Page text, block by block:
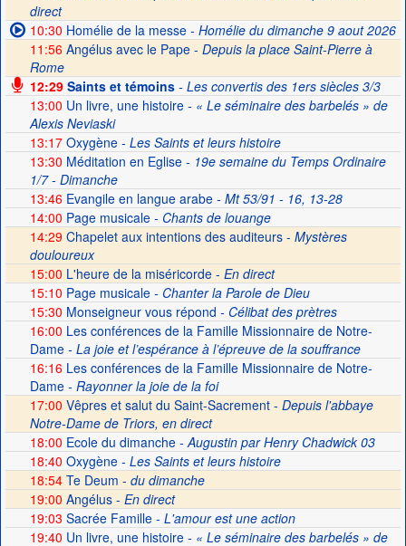
direct
10:30 Homélie de la messe- Homélie du dimanche 9 aout 2026
11:56 Angélus avec le Pape - Depuis la place Saint-Pierre à
Rome
12:29Saints et témoins- Les convertis des 1ers siècles 3/3
13:00 Un livre, une histoire- « Le séminaire des barbelés » de
Alexis Neviaski
13:17Oxygène- Les Saints et leurs histoire
13:30 Méditation en Eglise- 19e semaine du Temps Ordinaire
1/7 - Dimanche
13:46Evangile en langue arabe- Mt 53/91 - 16, 13-28
14:00 Page musicale- Chants de louange
14:29 Chapelet aux intentions des auditeurs - Mystères
douloureux
15:00 L'heure de la miséricorde - En direct
15:10 Page musicale- Chanter la Parole de Dieu
15:30 Monseigneur vous répond - Célibat des prètres
16:00 Les conférences de la Famille Missionnaire de Notre-
Dame- La joie et l’espérance à l’épreuve de la souffrance
16:16Les conférences de la Famille Missionnaire de Notre-
Dame- Rayonner la joie de la foi
17:00 Vêpres et salut du Saint-Sacrement - Depuis l'abbaye
Notre-Dame de Triors, en direct
18:00 Ecole du dimanche- Augustin par Henry Chadwick 03
18:40 Oxygène- Les Saints et leurs histoire
18:54Te Deum - du dimanche
19:00 Angélus - En direct
19:03 Sacrée Famille- L'amour est une action
19:40 Un livre, une histoire- « Le séminaire des barbelés » de